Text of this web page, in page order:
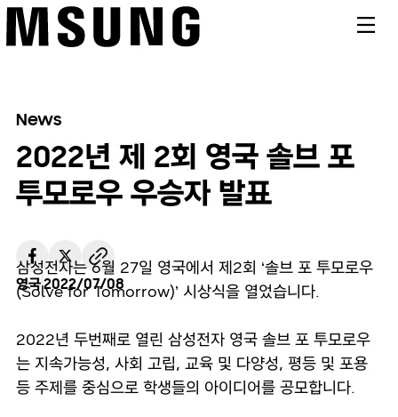
News
2022년 제 2회 영국 솔브 포
투모로우 우승자 발표
영국2022/07/08
삼성전자는 6월 27일 영국에서 제2회 ‘솔브 포 투모로우
(Solve for Tomorrow)’ 시상식을 열었습니다.
2022년 두번째로 열린 삼성전자 영국 솔브 포 투모로우
는 지속가능성, 사회 고립, 교육 및 다양성, 평등 및 포용
등 주제를 중심으로 학생들의 아이디어를 공모합니다.